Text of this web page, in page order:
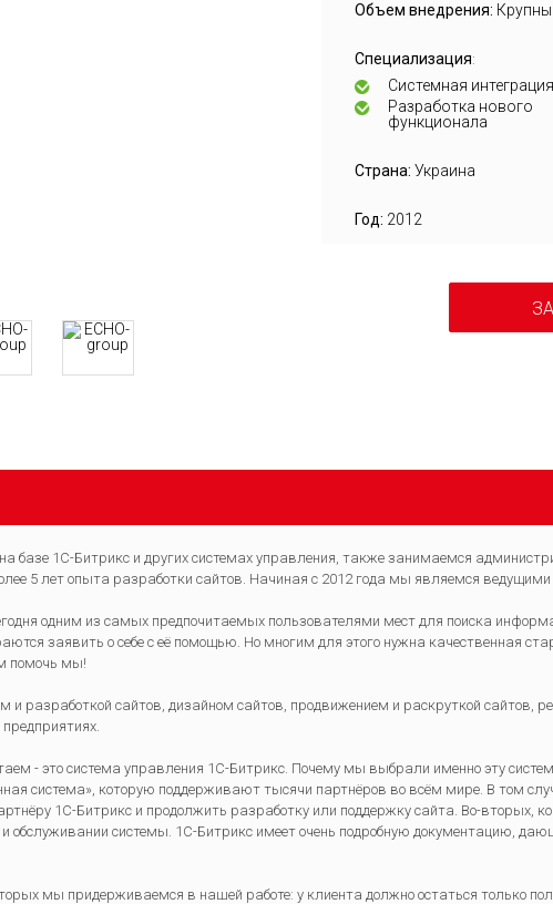
Объем внедрения:
Специализация:
Системная интеграция
Разработка нового
функционала
Страна: Украина
Год: 2012
базе 1С-Битрикс и других системах управления, также занимаемся
5 лет опыта разработки сайтов. Начиная с 2012 года мы являемся
одним из самых предпочитаемых пользователями мест для поиска
заявить о себе с её помощью. Но многим для этого нужна качественная
помочь мы!
разработкой сайтов, дизайном сайтов, продвижением и раскруткой сайтов,
- это система управления 1C-Битрикс. Почему мы выбрали именно эту
система», которую поддерживают тысячи партнёров во всём мире. В том
1C-Битрикс и продолжить разработку или поддержку сайта. Во-вторых,
обслуживании системы. 1С-Битрикс имеет очень подробную документацию,
мы придерживаемся в нашей работе: у клиента должно остаться только